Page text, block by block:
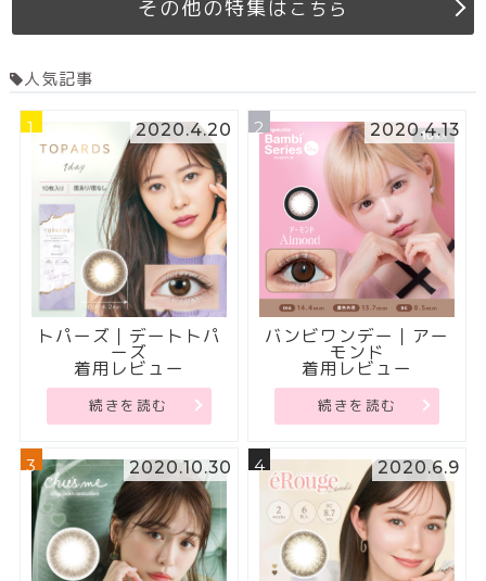
その他の特集は こちら
人気記事
1 2020.4.20
トパーズ｜デートトパ
ーズ
着用レビュー
続きを読む
2 2020.4.13
バンビワンデー｜アー
モンド
着用レビュー
続きを読む
3 2020.10.30 4 2020.6.9